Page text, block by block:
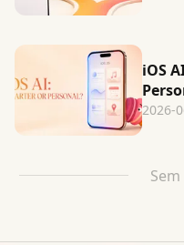
iOS
2026-